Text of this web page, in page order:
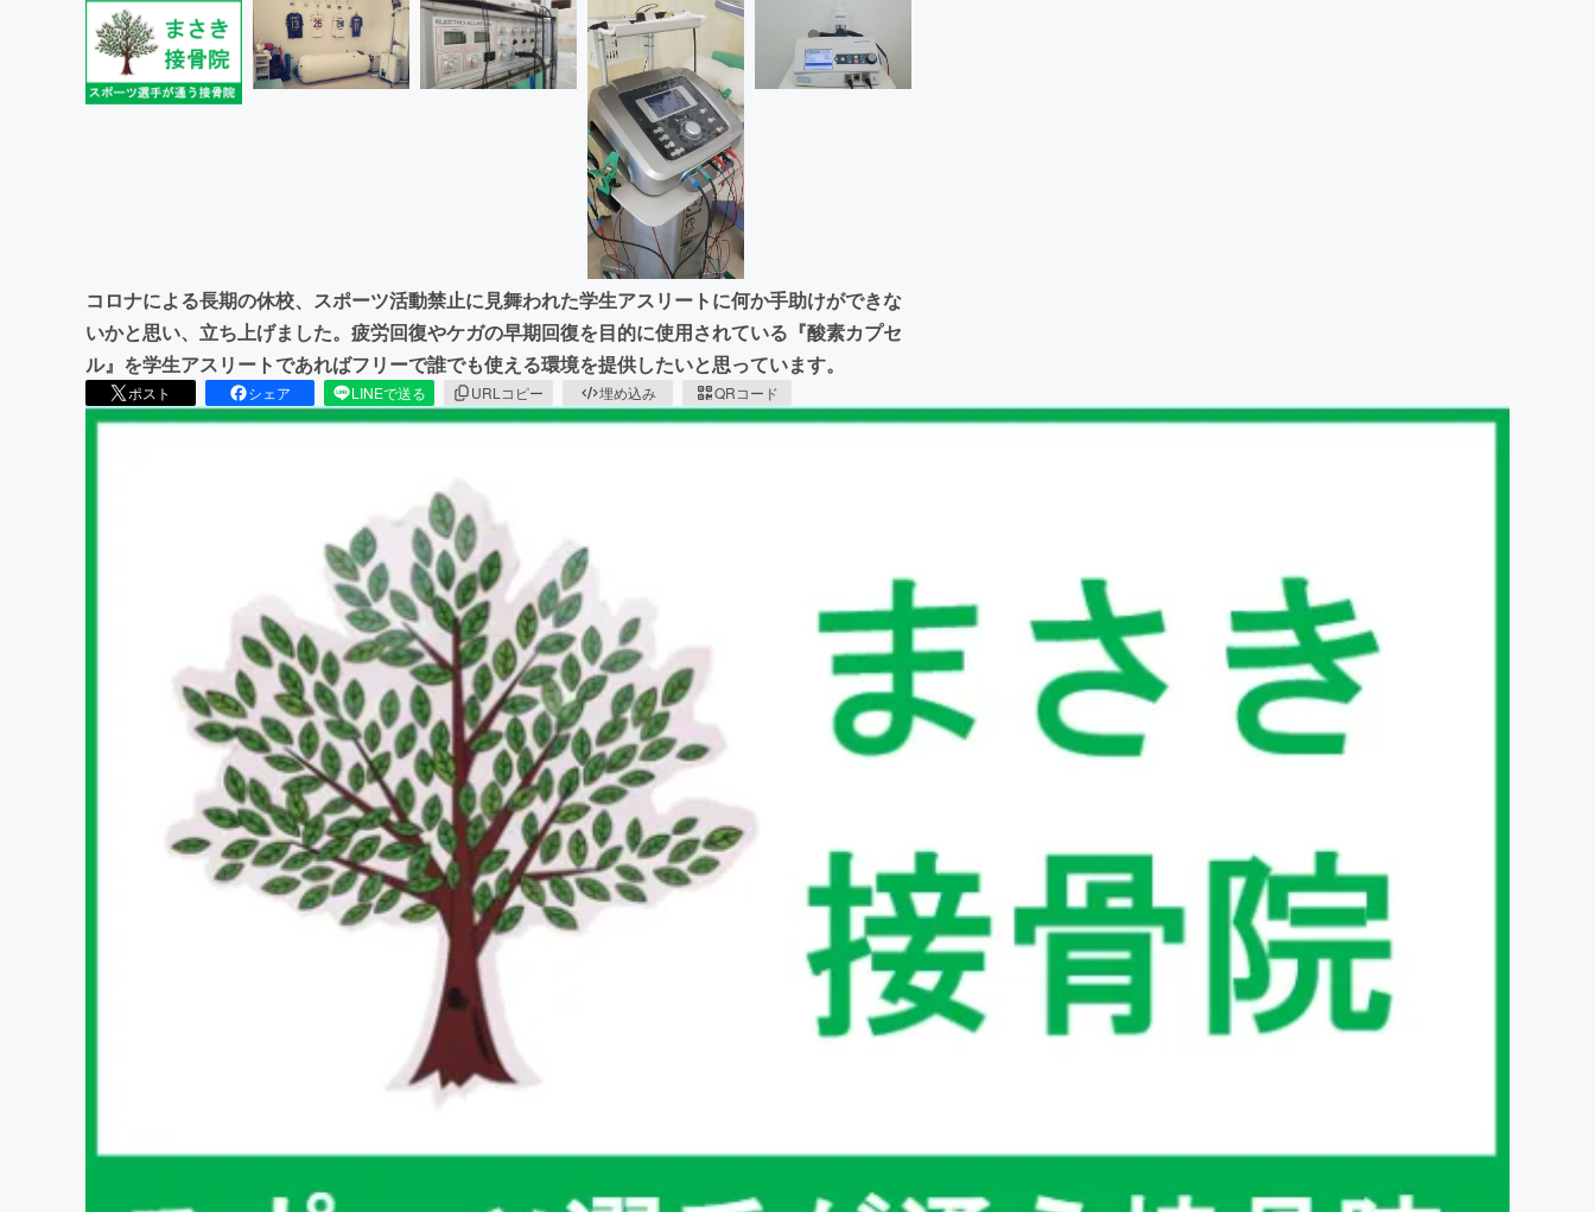
コロナによる長期の休校、スポーツ活動禁止に見舞われた学生アスリートに何か手助けができな
いかと思い、立ち上げました。疲労回復やケガの早期回復を目的に使用されている『酸素カプセ
ル』を学生アスリートであればフリーで誰でも使える環境を提供したいと思っています。
ポスト シェア LINEで送る URLコピー 埋め込み QRコード